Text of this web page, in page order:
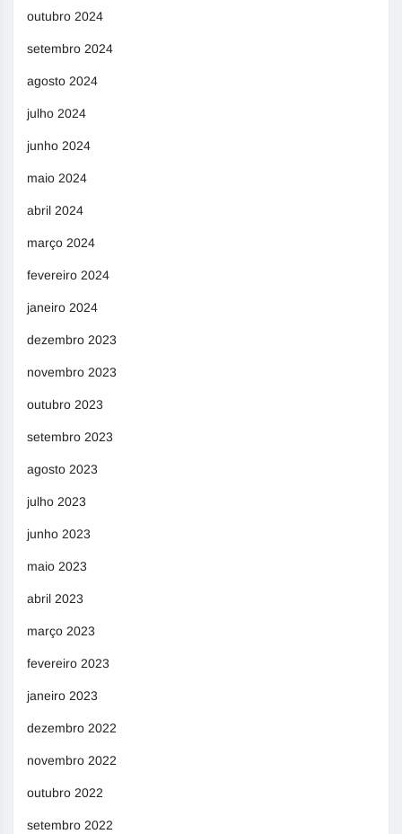
outubro 2024
setembro 2024
agosto 2024
julho 2024
junho 2024
maio 2024
abril 2024
março 2024
fevereiro 2024
janeiro 2024
dezembro 2023
novembro 2023
outubro 2023
setembro 2023
agosto 2023
julho 2023
junho 2023
maio 2023
abril 2023
março 2023
fevereiro 2023
janeiro 2023
dezembro 2022
novembro 2022
outubro 2022
setembro 2022